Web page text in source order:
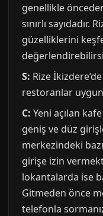
genellikle
sınırlı sayıdadır.
güzelliklerini
S: Rize
restoranlar
C: Yeni açılan
geniş ve düz
merkezindeki
girişe izin
lokantalarda ise
Gitmeden önce
telefonla